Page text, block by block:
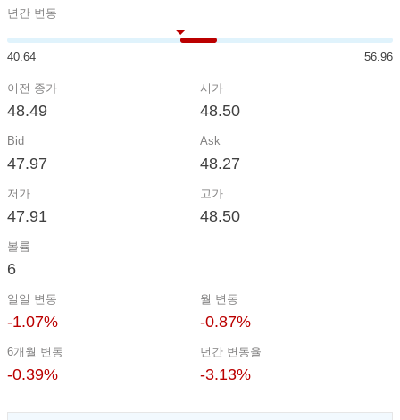
년간 변동
40.64 56.96
이전 종가
48.49
시가
48.50
Bid
47.97
Ask
48.27
저가
47.91
고가
48.50
볼륨
6
일일 변동
-1.07%
월 변동
-0.87%
6개월 변동
-0.39%
년간 변동율
-3.13%